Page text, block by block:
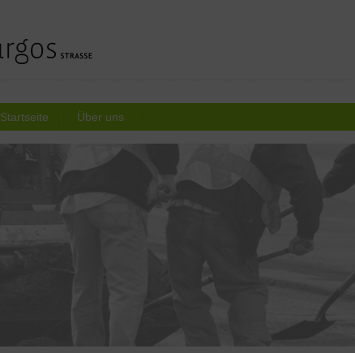
Startseite Über uns